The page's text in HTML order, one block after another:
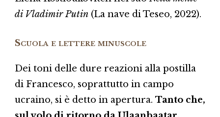
di Vladimir Putin (La nave di Teseo, 2022).
Scuola e lettere minuscole
Dei toni delle dure reazioni alla postilla
di Francesco, soprattutto in campo
ucraino, si è detto in apertura. Tanto che,